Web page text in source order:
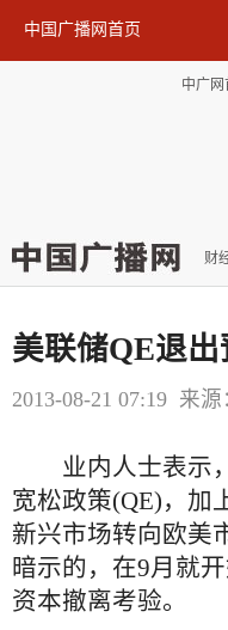
中国广播网首页
中广网
财
美联储QE退
2013-08-21 07:19 来源
业内人士表示，
宽松政策(QE)，加
新兴市场转向欧美
暗示的，在9月就
资本撤离考验。